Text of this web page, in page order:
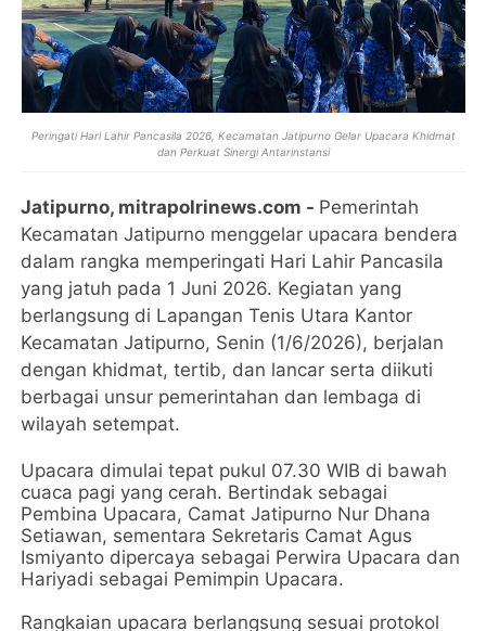
Peringati Hari Lahir Pancasila 2026, Kecamatan Jatipurno Gelar Upacara Khidmat
dan Perkuat Sinergi Antarinstansi
Jatipurno, mitrapolrinews.com - Pemerintah
Kecamatan Jatipurno menggelar upacara bendera
dalam rangka memperingati Hari Lahir Pancasila
yang jatuh pada 1 Juni 2026. Kegiatan yang
berlangsung di Lapangan Tenis Utara Kantor
Kecamatan Jatipurno, Senin (1/6/2026), berjalan
dengan khidmat, tertib, dan lancar serta diikuti
berbagai unsur pemerintahan dan lembaga di
wilayah setempat.
Upacara dimulai tepat pukul 07.30 WIB di bawah
cuaca pagi yang cerah. Bertindak sebagai
Pembina Upacara, Camat Jatipurno Nur Dhana
Setiawan, sementara Sekretaris Camat Agus
Ismiyanto dipercaya sebagai Perwira Upacara dan
Hariyadi sebagai Pemimpin Upacara.
Rangkaian upacara berlangsung sesuai protokol